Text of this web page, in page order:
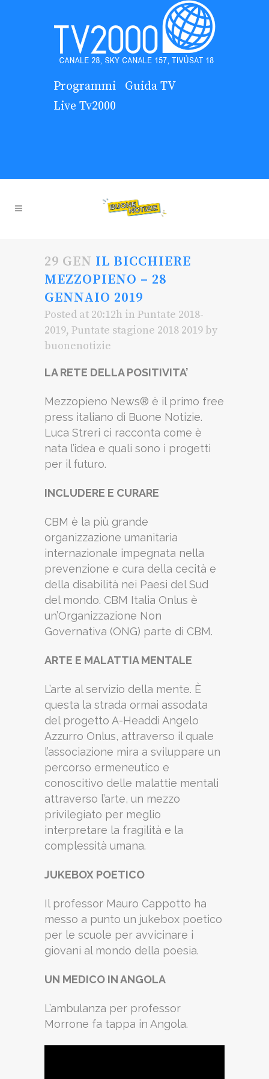
Programmi
Guida TV
Live Tv2000
29 GEN IL BICCHIERE
MEZZOPIENO – 28
GENNAIO 2019
Posted at 20:12h in Puntate 2018-
2019, Puntate stagione 2018 2019 by
buonenotizie
LA RETE DELLA POSITIVITA’
Mezzopieno News® è il primo free
press italiano di Buone Notizie.
Luca Streri ci racconta come è
nata l’idea e quali sono i progetti
per il futuro.
INCLUDERE E CURARE
CBM è la più grande
organizzazione umanitaria
internazionale impegnata nella
prevenzione e cura della cecità e
della disabilità nei Paesi del Sud
del mondo. CBM Italia Onlus è
un’Organizzazione Non
Governativa (ONG) parte di CBM.
ARTE E MALATTIA MENTALE
L’arte al servizio della mente. È
questa la strada ormai assodata
del progetto A-Headdi Angelo
Azzurro Onlus, attraverso il quale
l’associazione mira a sviluppare un
percorso ermeneutico e
conoscitivo delle malattie mentali
attraverso l’arte, un mezzo
privilegiato per meglio
interpretare la fragilità e la
complessità umana.
JUKEBOX POETICO
Il professor Mauro Cappotto ha
messo a punto un jukebox poetico
per le scuole per avvicinare i
giovani al mondo della poesia.
UN MEDICO IN ANGOLA
L’ambulanza per professor
Morrone fa tappa in Angola.